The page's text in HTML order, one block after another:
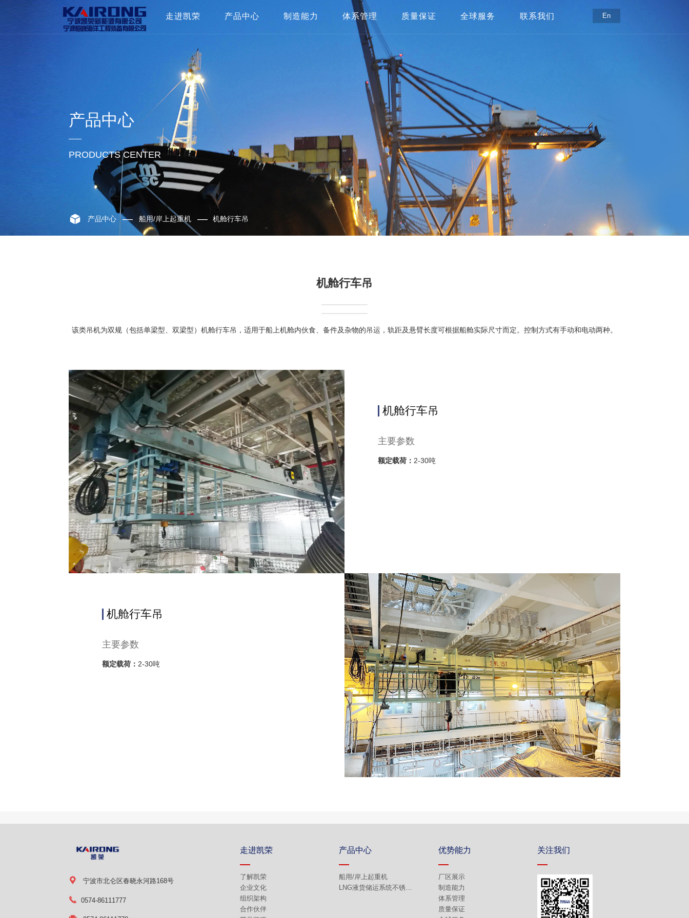
走进凯荣 产品中心 制造能力 体系管理 质量保证 全球服务 联系我们
了解凯荣
企业文化
组织架构
合作伙伴
荣誉奖项
最新动态
多媒体
质量体系
HSE体系
检测与实验设备
En
产品中心
PRODUCTS CENTER
产品中心 — 船用/岸上起重机 — 机舱行车吊
机舱行车吊
该类吊机为双规（包括单梁型、双梁型）机舱行车吊，适用于船上机舱内伙食、备件及杂物的吊运，轨距及悬臂长度可根据船舱实际尺寸而定。控制方式有手动和电动两种。
机舱行车吊
主要参数
额定载荷： 2-30吨
机舱行车吊
主要参数
额定载荷：2-30吨
宁波市北仑区春晓永河路168号
0574-86111777
走进凯荣
了解凯荣
企业文化
组织架构
合作伙伴
产品中心
船用/岸上起重机
优势能力
厂区展示
制造能力
体系管理
质量保证
关注我们